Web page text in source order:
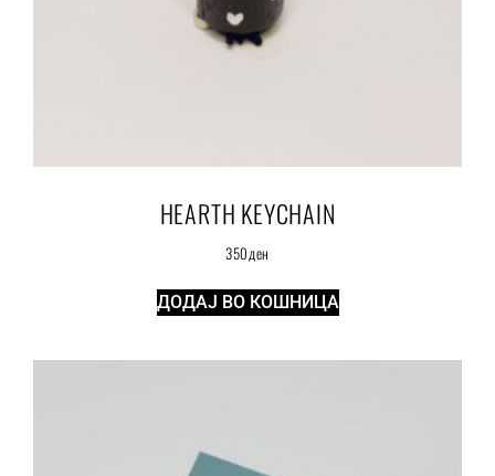
HEARTH KEYCHAIN
350ден
ДОДАЈ ВО КОШНИЦА